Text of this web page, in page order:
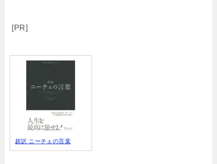
[PR]
超訳 ニーチェの言葉